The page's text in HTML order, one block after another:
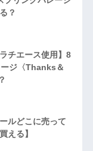
？
チエース使用】8
ジ〈Thanks＆
ルどこに売って
える】